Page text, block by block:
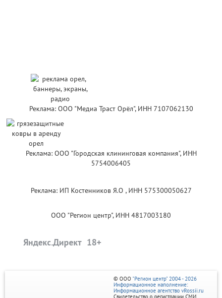
Реклама: ООО "Медиа Траст Орёл", ИНН 7107062130
Реклама: ООО "Городская клининговая компания", ИНН
5754006405
Реклама: ИП Костенников Я.О , ИНН 575300050627
ООО "Регион центр", ИНН 4817003180
Яндекс.Директ
© ООО "Регион центр" 2004 - 2026
Информационное наполнение:
Информационное агентство vRossii.ru
Свидетельство о регистрации СМИ